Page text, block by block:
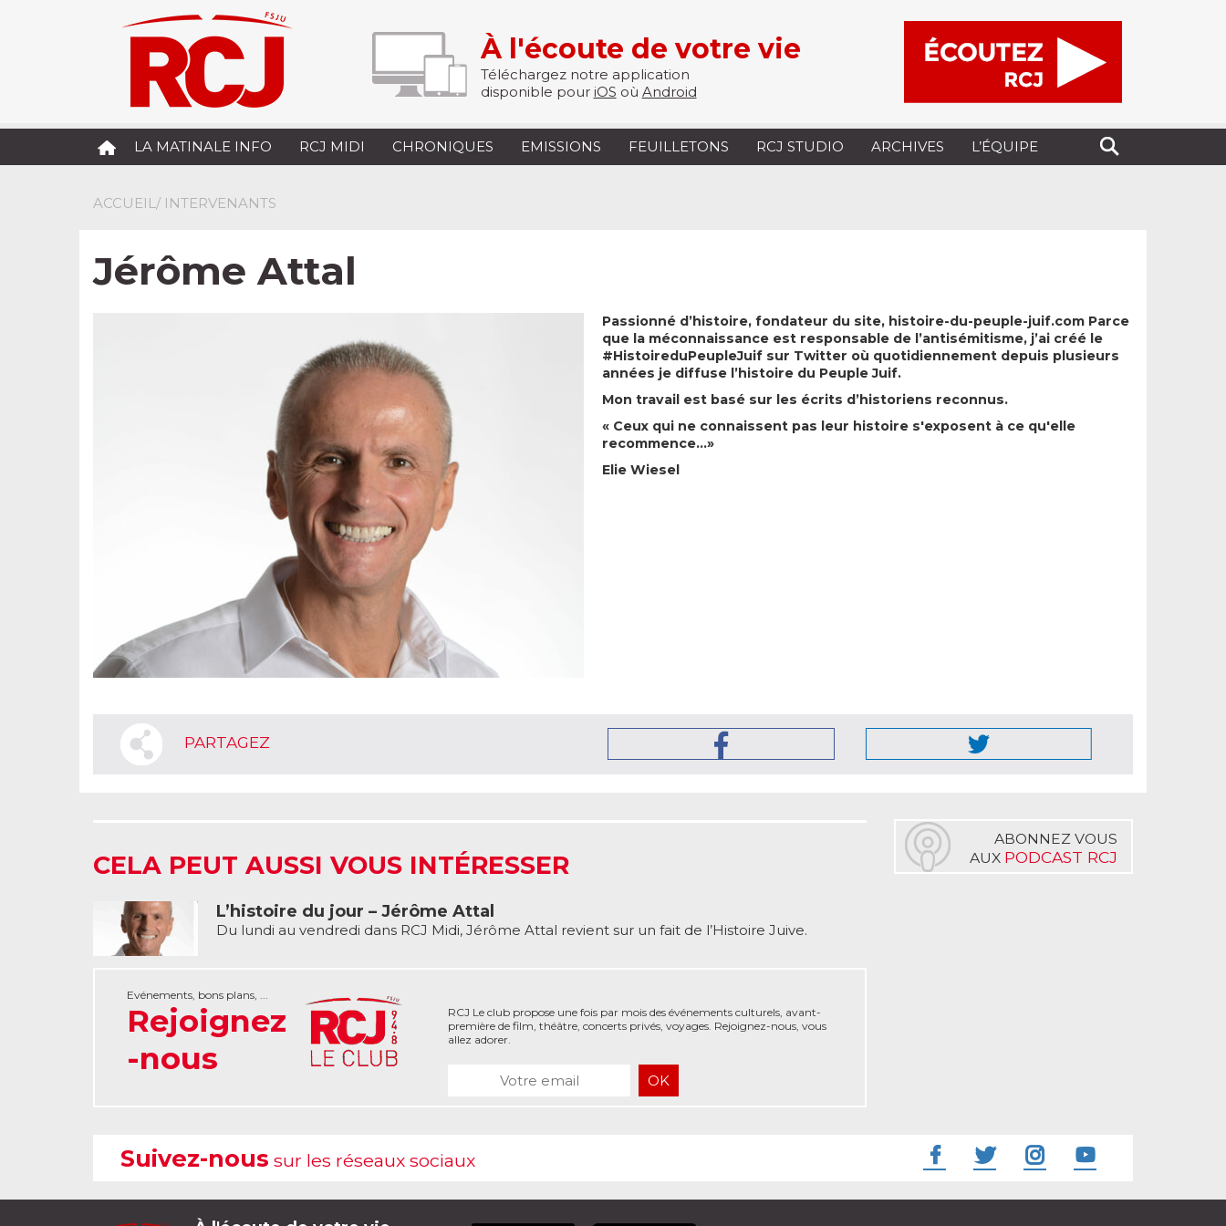
À l'écoute de votre vie
Téléchargez notre application
disponible pour iOS où Android
LA MATINALE INFO RCJ MIDI CHRONIQUES EMISSIONS FEUILLETONS RCJ STUDIO ARCHIVES L’ÉQUIPE
ACCUEIL/ INTERVENANTS
Jérôme Attal
Passionné d’histoire, fondateur du site, histoire-du-peuple-juif.com Parce
que la méconnaissance est responsable de l’antisémitisme, j’ai créé le
#HistoireduPeupleJuif sur Twitter où quotidiennement depuis plusieurs
années je diffuse l’histoire du Peuple Juif.
Mon travail est basé sur les écrits d’historiens reconnus.
« Ceux qui ne connaissent pas leur histoire s'exposent à ce qu'elle
recommence...»
Elie Wiesel
PARTAGEZ
CELA PEUT AUSSI VOUS INTÉRESSER
L’histoire du jour – Jérôme Attal
Du lundi au vendredi dans RCJ Midi, Jérôme Attal revient sur un fait de l’Histoire Juive.
Evénements, bons plans, ...
Rejoignez
-nous
RCJ Le club propose une fois par mois des événements culturels, avant-
première de film, théâtre, concerts privés, voyages. Rejoignez-nous, vous
allez adorer.
ABONNEZ VOUS
AUX PODCAST RCJ
Suivez-nous sur les réseaux sociaux